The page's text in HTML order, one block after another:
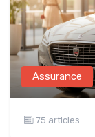
Assurance
75 articles